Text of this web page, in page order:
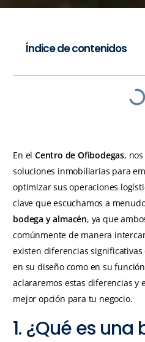
Índice de contenidos
En elCentro de Ofibodegas,
soluciones inmobiliarias para
optimizar sus operaciones
clave que escuchamos a
bodega y almacén, ya que
comúnmente de manera
existen diferencias
en su diseño como en su
aclararemos estas diferencias y
mejor opción para tu negocio.
1. ¿Qué es